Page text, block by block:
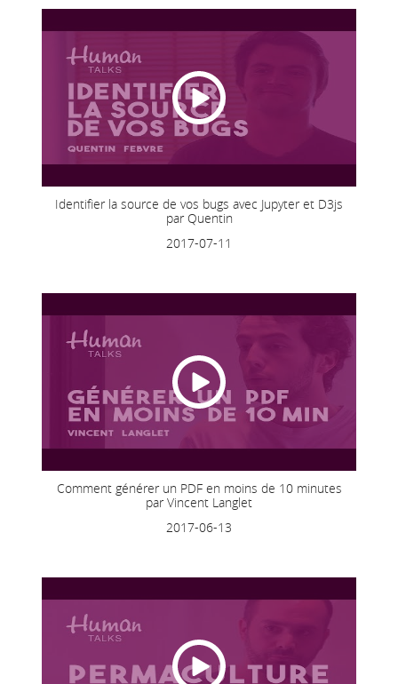
Identifier la source de vos bugs avec Jupyter et D3js
par Quentin
2017-07-11
Comment générer un PDF en moins de 10 minutes
par Vincent Langlet
2017-06-13